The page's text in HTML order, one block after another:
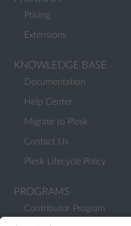
Pricing
Extensions
KNOWLEDGE BASE
Documentation
Help Center
Migrate to Plesk
Contact Us
Plesk Lifecycle Policy
PROGRAMS
Contributor Program